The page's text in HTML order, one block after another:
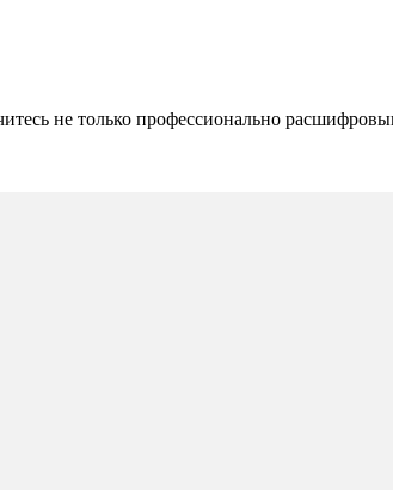
не только профессионально